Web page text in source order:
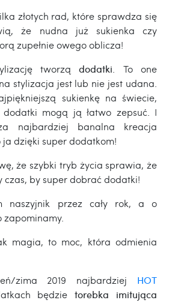
złotych rad, które sprawdza się
że nudna już sukienka czy
zupełnie owego oblicza!
tworządodatki . To one
stylizacja jest lub nie jest udana.
sukienkę na świecie,
mogą ją łatwo zepsuć. I
najbardziej banalna kreacja
dzięki super dodatkom!
że szybki tryb życia sprawia, że
czas, by super dobrać dodatki!
naszyjnik przez cały rok, a o
zapominamy.
magia, to moc, która odmienia
zima 2019 najbardziej HOT
będzietorebka imitująca